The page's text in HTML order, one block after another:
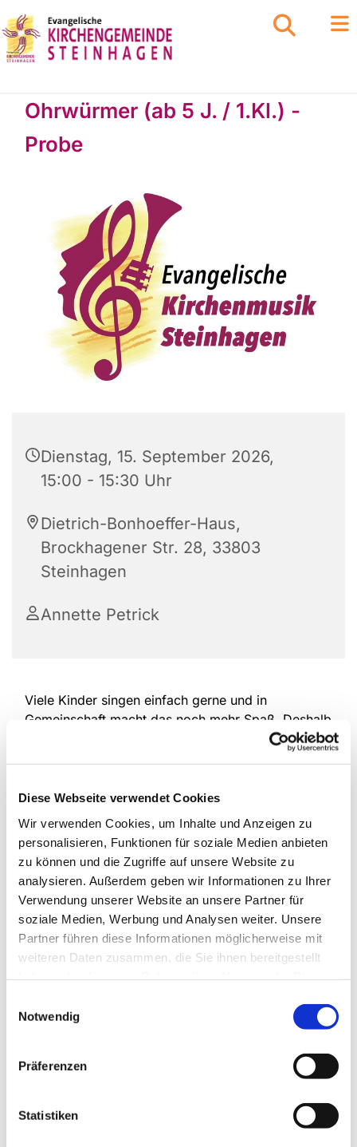
Diese Webseite verwendet Cookies
Wir verwenden Cookies, um Inhalte und Anzeigen zu
personalisieren, Funktionen für soziale Medien anbieten
zu können und die Zugriffe auf unsere Website zu
analysieren. Außerdem geben wir Informationen zu Ihrer
Verwendung unserer Website an unsere Partner für
soziale Medien, Werbung und Analysen weiter. Unsere
Partner führen diese Informationen möglicherweise mit
weiteren Daten zusammen, die Sie ihnen bereitgestellt
Notwendig
Präferenzen
Statistiken
Ohrwürmer (ab 5 J. / 1.Kl.) -
Probe
Dienstag, 15. September 2026,
15:00 - 15:30 Uhr
Dietrich-Bonhoeffer-Haus,
Brockhagener Str. 28, 33803
Steinhagen
Annette Petrick
Viele Kinder singen einfach gerne und in
Gemeinschaft macht das noch mehr Spaß. Deshalb
treffen sich die drei Kinderchorgruppen unserer
Lieder, die kindgemäß und spielerisch eingeführt
werden, aber auch die Bewegung kommt nicht zu
kurz und manchmal erklingen auch Instrumente.
An Schultagen
Anette Petrick, Tel. 0151 / 72 14 02 57
Mail: petrick@kirche-steinhagen.de